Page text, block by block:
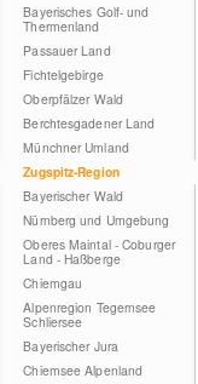
Bayerisches Golf- und
Thermenland
Passauer Land
Fichtelgebirge
Oberpfälzer Wald
Berchtesgadener Land
Münchner Umland
Zugspitz-Region
Bayerischer Wald
Nürnberg und Umgebung
Oberes Maintal - Coburger
Land - Haßberge
Chiemgau
Alpenregion Tegernsee
Schliersee
Bayerischer Jura
Chiemsee Alpenland